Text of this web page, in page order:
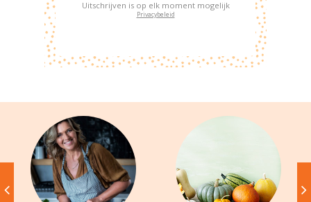
Uitschrijven is op elk moment mogelijk
Privacybeleid